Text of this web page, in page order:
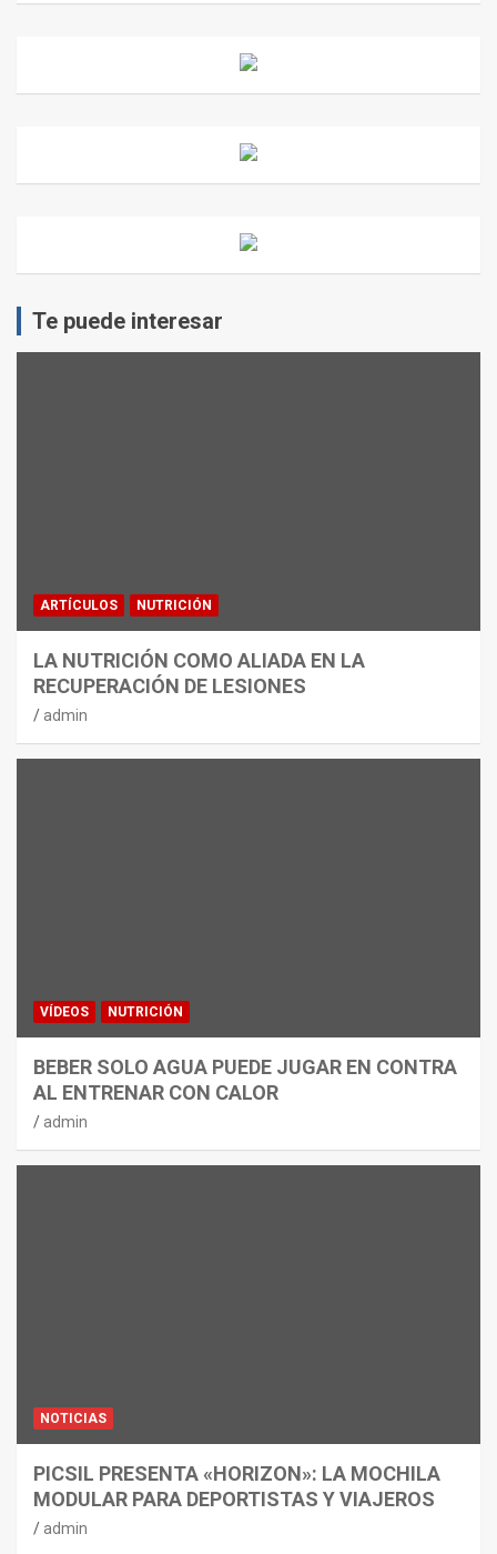
Te puede interesar
ARTÍCULOS NUTRICIÓN
LA NUTRICIÓN COMO ALIADA EN LA
RECUPERACIÓN DE LESIONES
admin
VÍDEOS NUTRICIÓN
BEBER SOLO AGUA PUEDE JUGAR EN CONTRA
AL ENTRENAR CON CALOR
admin
NOTICIAS
PICSIL PRESENTA «HORIZON»: LA MOCHILA
MODULAR PARA DEPORTISTAS Y VIAJEROS
admin